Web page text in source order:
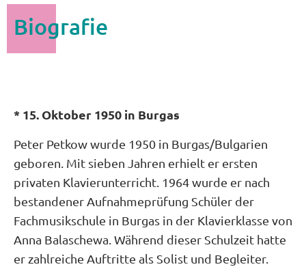
Biografie
* 15. Oktober 1950 in Burgas
Peter Petkow wurde 1950 in Burgas/Bulgarien
geboren. Mit sieben Jahren erhielt er ersten
privaten Klavierunterricht. 1964 wurde er nach
bestandener Aufnahmeprüfung Schüler der
Fachmusikschule in Burgas in der Klavierklasse von
Anna Balaschewa. Während dieser Schulzeit hatte
er zahlreiche Auftritte als Solist und Begleiter.